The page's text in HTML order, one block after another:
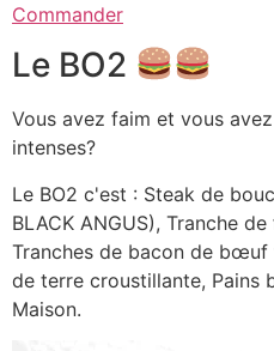
Commander
Le BO2
Vous avez faim et vous
intenses?
Le BO2 c'est : Steak de
BLACK ANGUS), Tranche
Tranches de bacon de bœuf
de terre croustillante, Pains
Maison.